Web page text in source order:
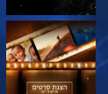
בדוק את הסדרה